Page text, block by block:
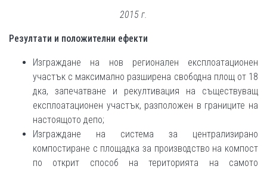
2015 г.
Резултати и положителни ефекти
Изграждане на нов регионален експлоатационен
участък с максимално разширена свободна площ от 18
дка, запечатване и рекултивация на съществуващ
експлоатационен участък, разположен в границите на
настоящото депо;
Изграждане на система за централизирано
компостиране с площадка за производство на компост
по открит способ на територията на самото